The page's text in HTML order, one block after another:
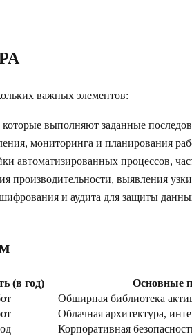
важных элементов:
выполняют заданные
мониторинга и планирования
автоматизированных процессов,
производительности, выявления
и аудита для защиты
(в год) Основные
Обширная библиотека
Облачная архитектура,
Корпоративная